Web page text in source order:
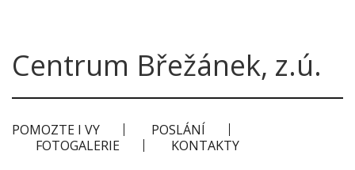
Centrum Břežánek, z.ú.
POMOZTE I VY
POSLÁNÍ
FOTOGALERIE
KONTAKTY